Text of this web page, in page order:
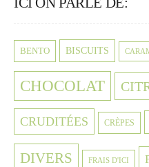
BENTO BISCUITS
CHOCOLAT
CRUDITÉES CRÈPES
DIVERS FRAIS D'ICI